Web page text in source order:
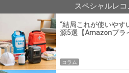
スペシャルレコ
“結局これが使いやす
源5選【Amazonプラ
コラム